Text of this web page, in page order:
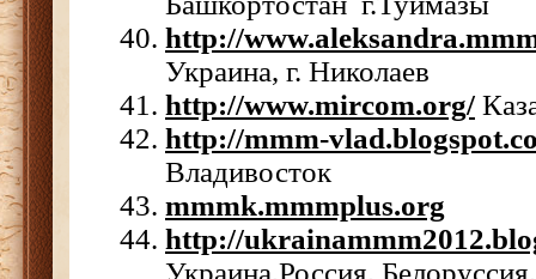
http://www.aleksandra.
Украина, г. Николаев
http://www.mircom.org/
http://mmm-
Владивосток
mmmk.mmmplus.org
http://ukrainammm2012.
Украина,Россия,